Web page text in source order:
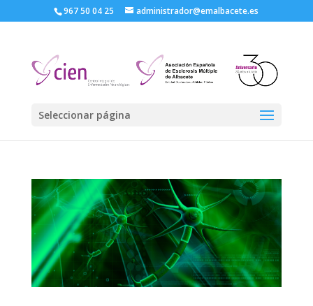
967 50 04 25 administrador@emalbacete.es
Seleccionar página